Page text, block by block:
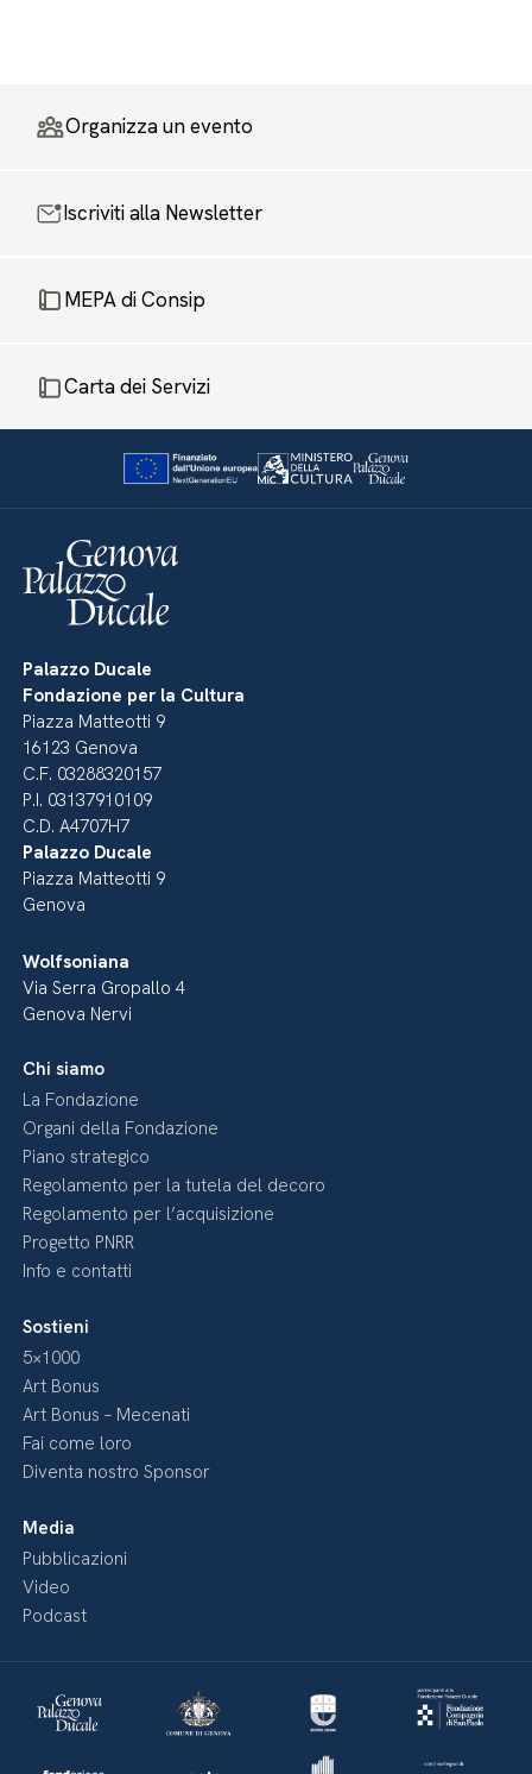
Organizza un evento
Iscriviti alla Newsletter
MEPA di Consip
Carta dei Servizi
Palazzo Ducale
Fondazione per la Cultura
Piazza Matteotti 9
16123 Genova
C.F. 03288320157
P.I. 03137910109
C.D. A4707H7
Palazzo Ducale
Piazza Matteotti 9
Genova
Wolfsoniana
Via Serra Gropallo 4
Genova Nervi
Chi siamo
La Fondazione
Organi della Fondazione
Piano strategico
Regolamento per la tutela del decoro
Regolamento per l’acquisizione
Progetto PNRR
Info e contatti
Sostieni
5×1000
Art Bonus
Art Bonus – Mecenati
Fai come loro
Diventa nostro Sponsor
Media
Pubblicazioni
Video
Podcast